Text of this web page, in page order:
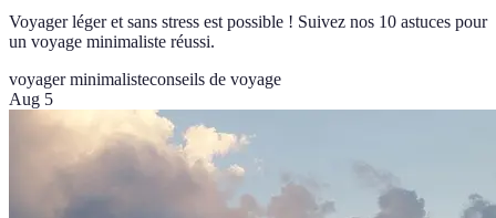
Voyager léger et sans stress est possible ! Suivez nos 10 astuces pour
un voyage minimaliste réussi.
voyager minimalisteconseils de voyage
Aug 5